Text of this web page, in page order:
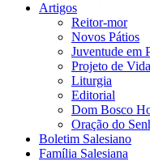
Artigos
Reitor-mor
Novos Pátios
Juventude em
Projeto de Vida
Liturgia
Editorial
Dom Bosco
Oração do
Boletim Salesiano
Família Salesiana